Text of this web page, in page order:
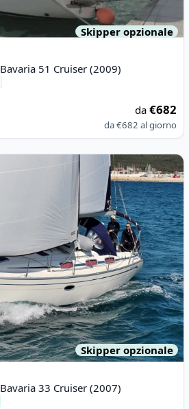
Skipper opzionale
Bavaria 51 Cruiser (2009)
da€682
da€682 al giorno
YACHTBAU - Bavaria 33 Cruiser (2007)
Skipper opzionale
Bavaria 33 Cruiser (2007)